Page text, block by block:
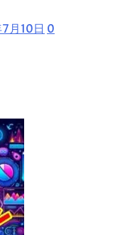
月10日 0